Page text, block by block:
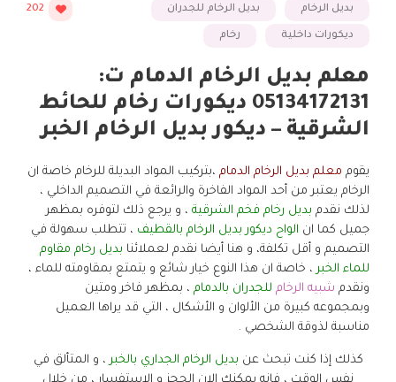
بديل الرخام بديل الرخام للجدران
ديكورات داخلية رخام
202
معلم بديل الرخام الدمام ت:
05134172131 ديكورات رخام للحائط
الشرقية – ديكور بديل الرخام الخبر
يقوم معلم بديل الرخام الدمام ،بتركيب المواد البديلة للرخام خاصة ان
الرخام يعتبر من أحد المواد الفاخرة والرائعة في التصميم الداخلي ،
لذلك نقدم بديل رخام فخم الشرقية ، و يرجع ذلك لتوفره بمظهر
جميل كما ان الواح ديكور بديل الرخام بالقطيف ، تتطلب سهولة في
التصميم و أقل تكلفة، و هنا أيضا نقدم لعملائنا بديل رخام مقاوم
للماء الخبر، خاصة ان هذا النوع خيار شائع و يتمتع بمقاومته للماء ،
ونقدم شبيه الرخام للجدران بالدمام ، بمظهر فاخر ومتين
وبمجموعه كبيرة من الألوان و الأشكال ، التي قد يراها العميل
مناسبة لذوقة الشخصي .
كذلك إذا كنت تبحث عن بديل الرخام الجداري بالخبر، و المتألق في